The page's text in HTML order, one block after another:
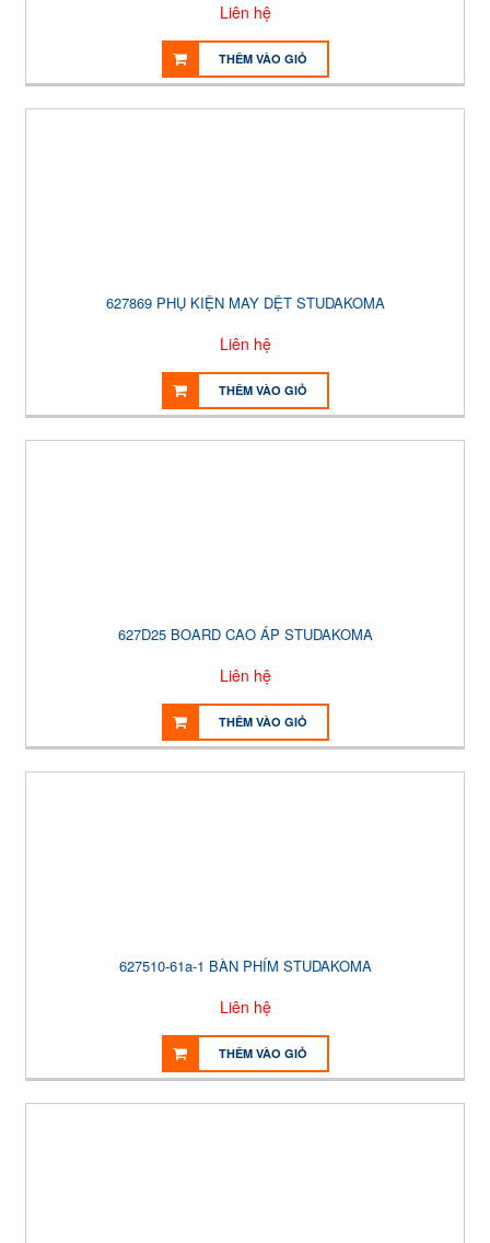
Liên hệ
THÊM VÀO GIỎ
627869 PHỤ KIỆN MAY DỆT STUDAKOMA
Liên hệ
THÊM VÀO GIỎ
627D25 BOARD CAO ÁP STUDAKOMA
Liên hệ
THÊM VÀO GIỎ
627510-61a-1 BÀN PHÍM STUDAKOMA
Liên hệ
THÊM VÀO GIỎ